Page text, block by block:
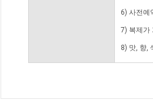
6) 사전예
7) 복제가
8) 맛, 향,